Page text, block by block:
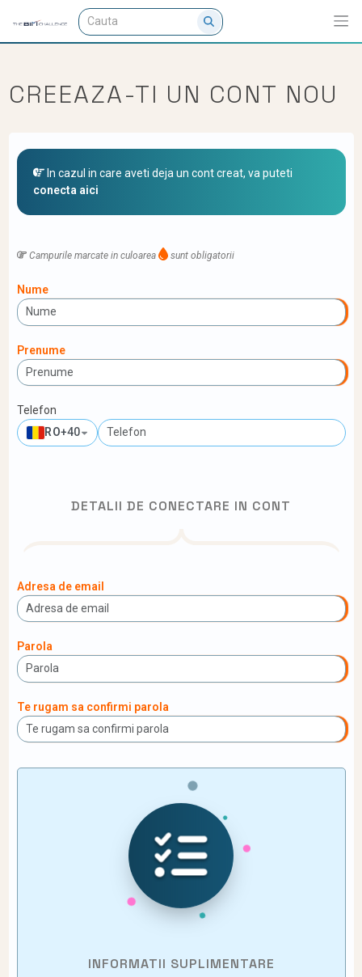
CREEAZA-TI UN CONT NOU
In cazul in care aveti deja un cont creat, va puteti
conecta aici
Campurile marcate in culoarea sunt obligatorii
Nume
Prenume
Telefon
RO+40
DETALII DE CONECTARE IN CONT
Adresa de email
Parola
Te rugam sa confirmi parola
INFORMATII SUPLIMENTARE